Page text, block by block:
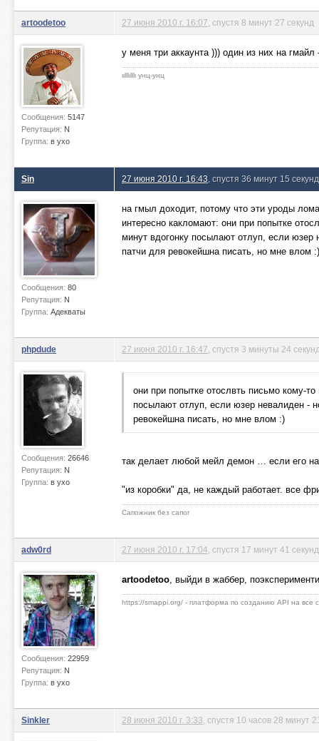
artoodetoo
Сообщения: 5147
Репутация: N
Группа: в ухо
27 июня 2010 г. 16:07 , спустя 8 минут 27 секунд
у меня три аккаунта ))) один из них на
ιιlllιlllι унц-унц
Sin
Сообщения: 80
Репутация: N
Группа: Адекваты
27 июня 2010 г. 16:43 , спустя 36 минут 15 секунд
на гмыл доходит, потому что эти уроды
интересно какломают: они при попытке
минут вдогонку посылают отлуп, если юзер
патчи для ревокейшна писать, но мне влом
phpdude
Сообщения: 26646
Репутация: N
Группа: в ухо
27 июня 2010 г. 16:47 , спустя 3 минуты 24
они при попытке отослвть письмо кому-
посылают отлуп, если юзер невалиден -
ревокейшна писать, но мне влом :)
так делает любой мейл демон … если его
"из коробки" да, не каждый работает. все
Сапожник без сапог
adw0rd
Сообщения: 22959
Репутация: N
Группа: в ухо
27 июня 2010 г. 17:04 , спустя 17 минут 41
artoodetoo, выйди в жаббер,
https://smappi.org/ - платформа по созданию API на все
Sinkler 28 июня 2010 г. 3:33 , спустя 10 часов 28 минут